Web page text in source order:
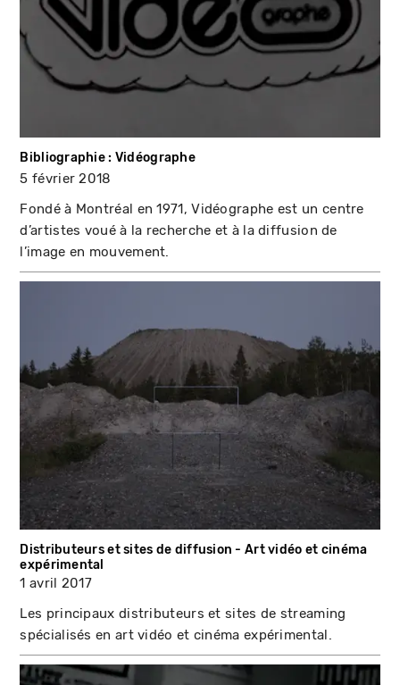
Bibliographie : Vidéographe
5 février 2018
Fondé à Montréal en 1971, Vidéographe est un centre
d’artistes voué à la recherche et à la diffusion de
l’image en mouvement.
Distributeurs et sites de diffusion - Art vidéo et cinéma
expérimental
1 avril 2017
Les principaux distributeurs et sites de streaming
spécialisés en art vidéo et cinéma expérimental.